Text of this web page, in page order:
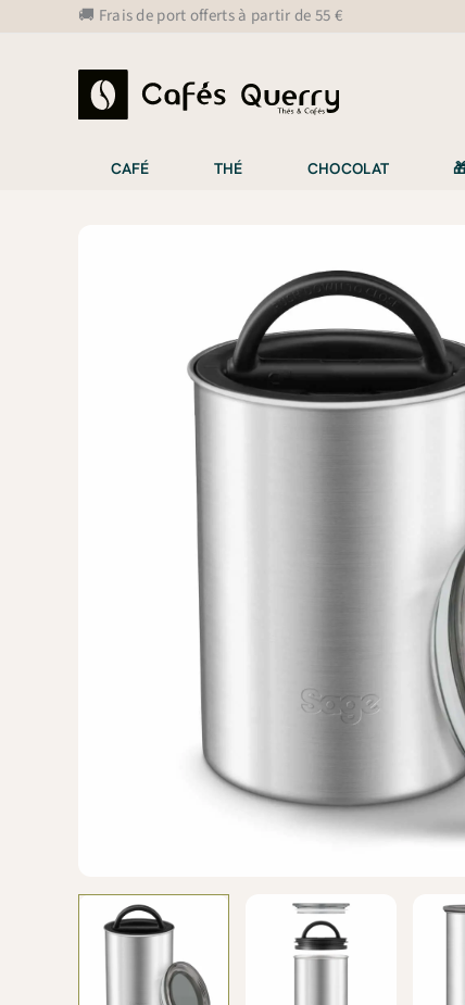
🚚 Frais de port offerts à partir de 55 €
CAFÉ THÉ CHOCOLAT